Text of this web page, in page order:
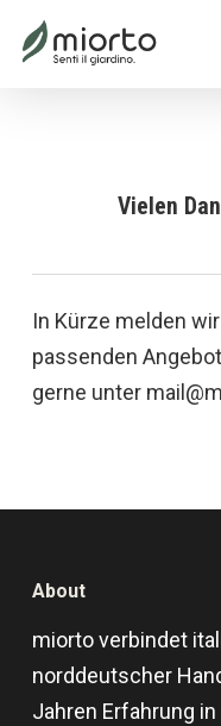
Vielen
In Kürze melden
passenden
gerne unter
About
miorto verbindet
norddeutscher
Jahren Erfahrung